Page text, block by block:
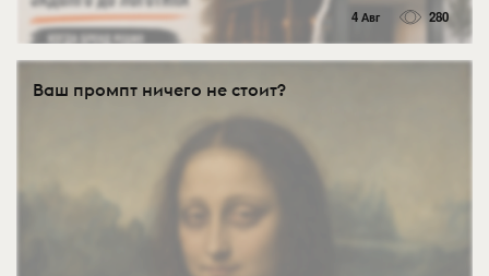
4 Авг 280
Ваш промпт ничего не стоит?